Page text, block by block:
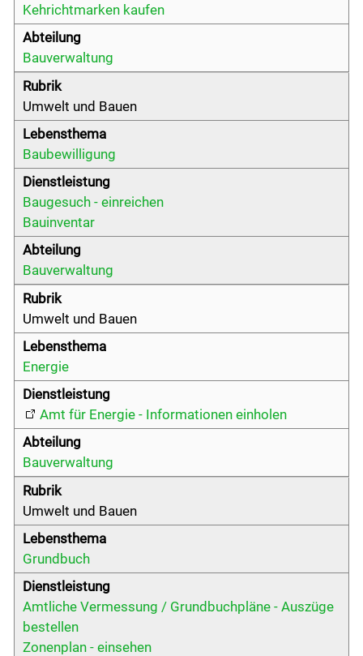
Abfallentsorgung
Notfallnummern
Gemeinde & Wirtschaft
Politik
Freizeit & Kultur
Bildung & Jugend
Kontakt
Login
Drucken
Kehrichtmarken kaufen
Bauverwaltung
Umwelt und Bauen
Baubewilligung
Baugesuch - einreichen
Bauinventar
Bauverwaltung
Umwelt und Bauen
Energie
Amt für Energie - Informationen einholen
Bauverwaltung
Umwelt und Bauen
Grundbuch
Amtliche Vermessung / Grundbuchpläne - Auszüge
bestellen
Zonenplan - einsehen